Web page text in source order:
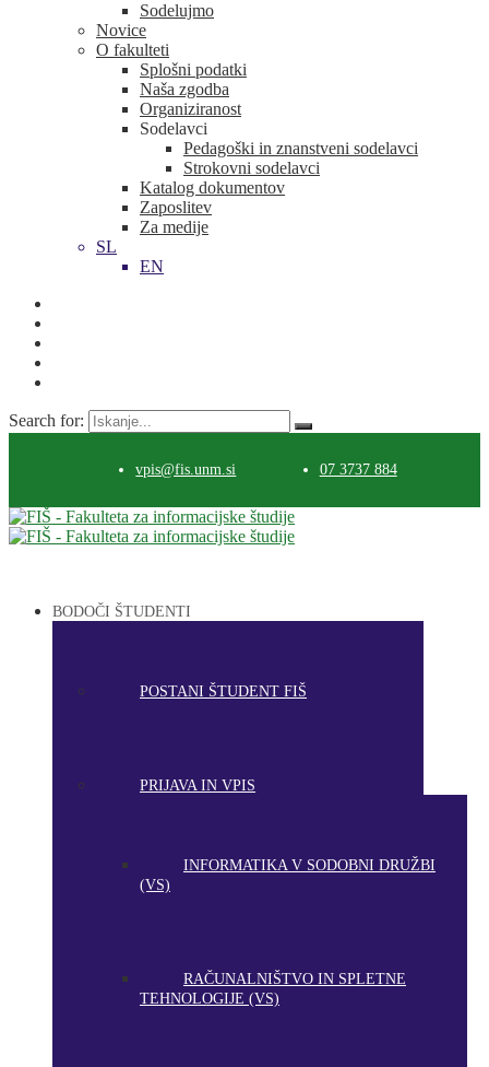
Sodelujmo
Novice
O fakulteti
Splošni podatki
Naša zgodba
Organiziranost
Sodelavci
Pedagoški in znanstveni sodelavci
Strokovni sodelavci
Katalog dokumentov
Zaposlitev
Za medije
SL
EN
Search for:
vpis@fis.unm.si 07 3737 884
BODOČI ŠTUDENTI
POSTANI ŠTUDENT FIŠ
PRIJAVA IN VPIS
INFORMATIKA V SODOBNI DRUŽBI
(VS)
RAČUNALNIŠTVO IN SPLETNE
TEHNOLOGIJE (VS)